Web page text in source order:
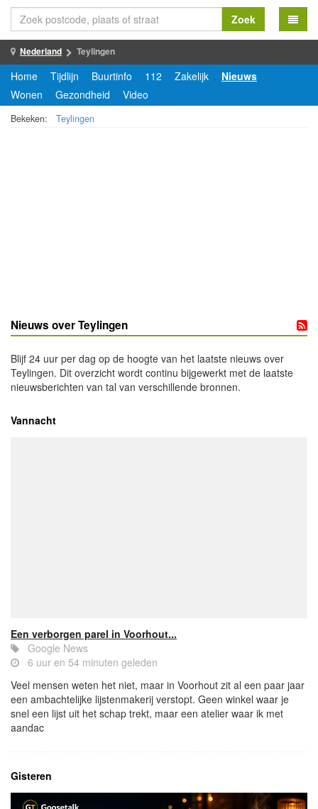
Zoek
Nederland Teylingen
Home Tijdlijn Buurtinfo 112 Zakelijk
Nieuws
Wonen
Gezondheid Video
Bekeken: Teylingen
Nieuws over Teylingen
Blijf 24 uur per dag op de hoogte van het laatste nieuws over
Teylingen. Dit overzicht wordt continu bijgewerkt met de laatste
nieuwsberichten van tal van verschillende bronnen.
Vannacht
Een verborgen parel in Voorhout...
Google News
6 uur en 54 minuten geleden
Veel mensen weten het niet, maar in Voorhout zit al een paar jaar
een ambachtelijke lijstenmakerij verstopt. Geen winkel waar je
snel een lijst uit het schap trekt, maar een atelier waar ik met
aandac
Gisteren